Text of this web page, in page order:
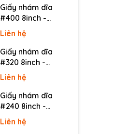
Giấy nhám dĩa
#400 8inch -
Sankyo (Nhật) - Có
keo (PSA)
Liên hệ
Giấy nhám dĩa
#320 8inch -
Sankyo (Nhật) - Có
keo (PSA)
Liên hệ
Giấy nhám dĩa
#240 8inch -
Sankyo (Nhật) - Có
keo (PSA)
Liên hệ